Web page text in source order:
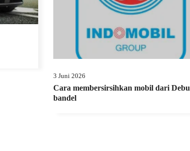
3 Juni 2026
Cara membersirsihkan mobil dari Debu
bandel